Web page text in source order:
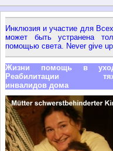
Инклюзия и участие для
может быть устранена
помощью света. Never give
Жизни помощь в
Реабилитации
инвалидов дома